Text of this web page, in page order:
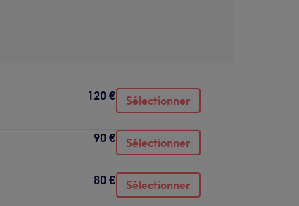
120 € Sélectionner
90 € Sélectionner
80 € Sélectionner